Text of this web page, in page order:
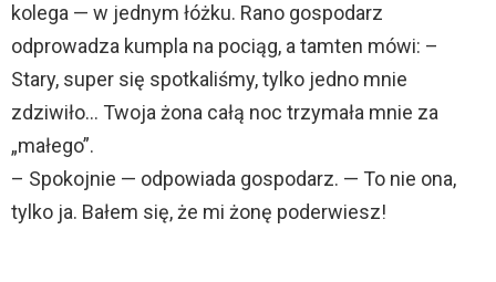
kolega — w jednym łóżku. Rano gospodarz
odprowadza kumpla na pociąg, a tamten mówi: –
Stary, super się spotkaliśmy, tylko jedno mnie
zdziwiło… Twoja żona całą noc trzymała mnie za
„małego”.
– Spokojnie — odpowiada gospodarz. — To nie ona,
tylko ja. Bałem się, że mi żonę poderwiesz!